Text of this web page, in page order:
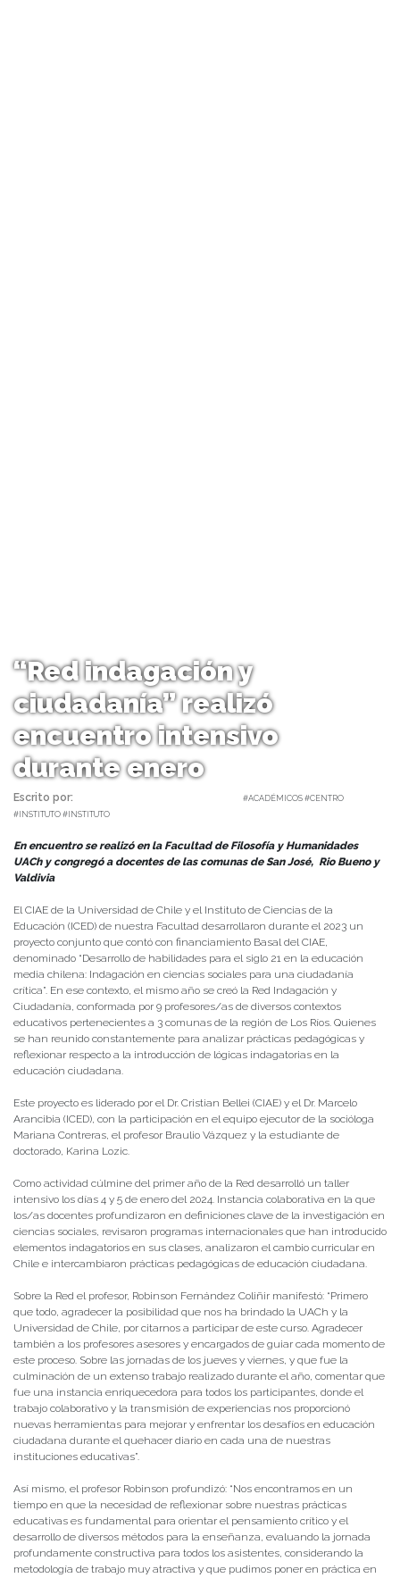
“Red indagación y
ciudadanía” realizó
encuentro intensivo
durante enero
Escrito por:
#ACADÉMICOS #CENTRO
#INSTITUTO #INSTITUTO
En encuentro se realizó en la Facultad de Filosofía y Humanidades
UACh y congregó a docentes de las comunas de San José, Rio Bueno y
Valdivia
El CIAE de la Universidad de Chile y el Instituto de Ciencias de la
Educación (ICED) de nuestra Facultad desarrollaron durante el 2023 un
proyecto conjunto que contó con financiamiento Basal del CIAE,
denominado “Desarrollo de habilidades para el siglo 21 en la educación
media chilena: Indagación en ciencias sociales para una ciudadanía
crítica”. En ese contexto, el mismo año se creó la Red Indagación y
Ciudadanía, conformada por 9 profesores/as de diversos contextos
educativos pertenecientes a 3 comunas de la región de Los Ríos. Quienes
se han reunido constantemente para analizar prácticas pedagógicas y
reflexionar respecto a la introducción de lógicas indagatorias en la
educación ciudadana.
Este proyecto es liderado por el Dr. Cristian Bellei (CIAE) y el Dr. Marcelo
Arancibia (ICED), con la participación en el equipo ejecutor de la socióloga
Mariana Contreras, el profesor Braulio Vázquez y la estudiante de
doctorado, Karina Lozic.
Como actividad cúlmine del primer año de la Red desarrolló un taller
intensivo los días 4 y 5 de enero del 2024. Instancia colaborativa en la que
los/as docentes profundizaron en definiciones clave de la investigación en
ciencias sociales, revisaron programas internacionales que han introducido
elementos indagatorios en sus clases, analizaron el cambio curricular en
Chile e intercambiaron prácticas pedagógicas de educación ciudadana.
Sobre la Red el profesor, Robinson Fernández Coliñir manifestó: “Primero
que todo, agradecer la posibilidad que nos ha brindado la UACh y la
Universidad de Chile, por citarnos a participar de este curso. Agradecer
también a los profesores asesores y encargados de guiar cada momento de
este proceso. Sobre las jornadas de los jueves y viernes, y que fue la
culminación de un extenso trabajo realizado durante el año, comentar que
fue una instancia enriquecedora para todos los participantes, donde el
trabajo colaborativo y la transmisión de experiencias nos proporcionó
nuevas herramientas para mejorar y enfrentar los desafíos en educación
ciudadana durante el quehacer diario en cada una de nuestras
instituciones educativas”.
Así mismo, el profesor Robinson profundizó: “Nos encontramos en un
tiempo en que la necesidad de reflexionar sobre nuestras prácticas
educativas es fundamental para orientar el pensamiento crítico y el
desarrollo de diversos métodos para la enseñanza, evaluando la jornada
profundamente constructiva para todos los asistentes, considerando la
metodología de trabajo muy atractiva y que pudimos poner en práctica en